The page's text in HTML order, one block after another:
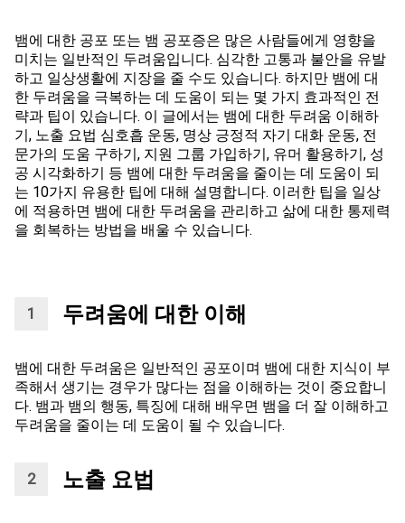
뱀에 대한 공포 또는 뱀 공포증은 많은 사람들에게 영향을
미치는 일반적인 두려움입니다. 심각한 고통과 불안을 유발
하고 일상생활에 지장을 줄 수도 있습니다. 하지만 뱀에 대
한 두려움을 극복하는 데 도움이 되는 몇 가지 효과적인 전
략과 팁이 있습니다. 이 글에서는 뱀에 대한 두려움 이해하
기, 노출 요법 심호흡 운동, 명상 긍정적 자기 대화 운동, 전
문가의 도움 구하기, 지원 그룹 가입하기, 유머 활용하기, 성
공 시각화하기 등 뱀에 대한 두려움을 줄이는 데 도움이 되
는 10가지 유용한 팁에 대해 설명합니다. 이러한 팁을 일상
에 적용하면 뱀에 대한 두려움을 관리하고 삶에 대한 통제력
을 회복하는 방법을 배울 수 있습니다.
두려움에 대한 이해
뱀에 대한 두려움은 일반적인 공포이며 뱀에 대한 지식이 부
족해서 생기는 경우가 많다는 점을 이해하는 것이 중요합니
다. 뱀과 뱀의 행동, 특징에 대해 배우면 뱀을 더 잘 이해하고
두려움을 줄이는 데 도움이 될 수 있습니다.
노출 요법